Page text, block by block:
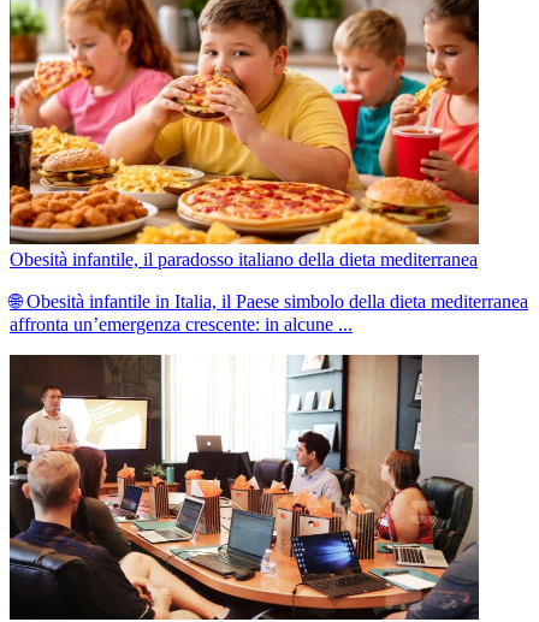
Obesità infantile, il paradosso italiano della dieta mediterranea
🌐 Obesità infantile in Italia, il Paese simbolo della dieta mediterranea
affronta un’emergenza crescente: in alcune ...